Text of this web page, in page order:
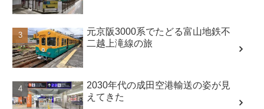
元京阪3000系でたどる富山地鉄不
二越上滝線の旅
2030年代の成田空港輸送の姿が見
えてきた